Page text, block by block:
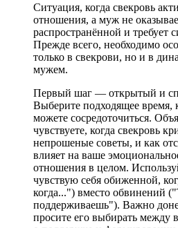
Ситуация, когда свекровь
отношения, а муж не
распространённой и требует
Прежде всего, необходимо
только в свекрови, но и в
мужем.
Первый шаг — открытый и
Выберите подходящее время,
можете сосредоточиться.
чувствуете, когда свекровь
непрошеные советы, и как
влияет на ваше
отношения в целом.
чувствую себя обиженной,
когда...") вместо обвинений
поддерживаешь"). Важно
просите его выбирать между